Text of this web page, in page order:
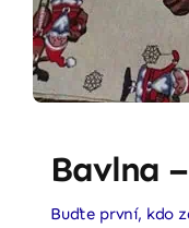
Bavlna
Buďte první, kdo